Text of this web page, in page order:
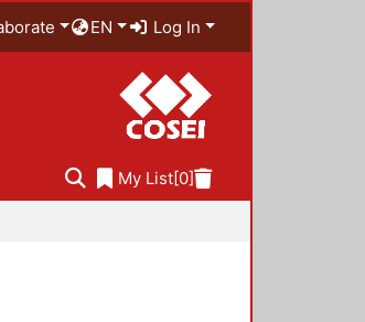
EN Log In
My List[0]